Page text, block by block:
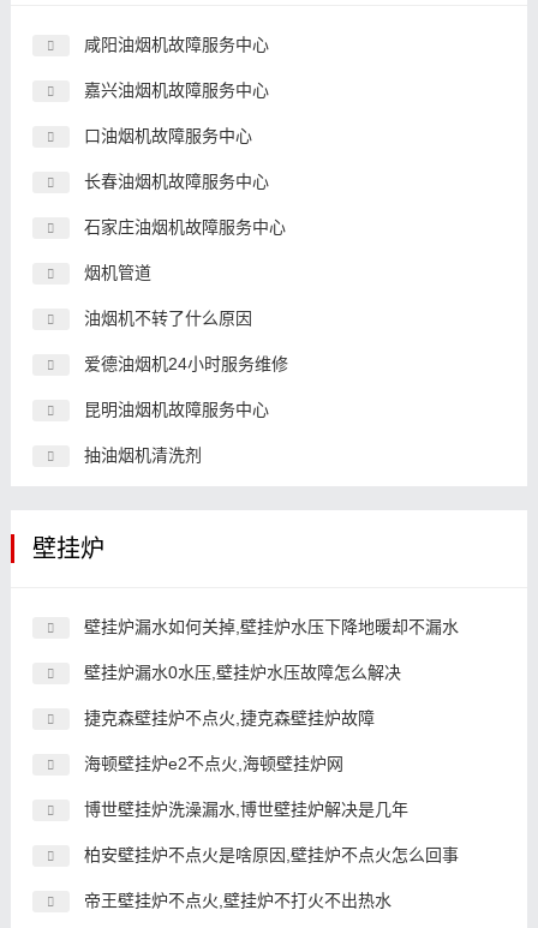
咸阳油烟机故障服务中心
嘉兴油烟机故障服务中心
口油烟机故障服务中心
长春油烟机故障服务中心
石家庄油烟机故障服务中心
烟机管道
油烟机不转了什么原因
爱德油烟机24小时服务维修
昆明油烟机故障服务中心
抽油烟机清洗剂
壁挂炉
壁挂炉漏水如何关掉,壁挂炉水压下降地暖却不漏水
壁挂炉漏水0水压,壁挂炉水压故障怎么解决
捷克森壁挂炉不点火,捷克森壁挂炉故障
海顿壁挂炉e2不点火,海顿壁挂炉网
博世壁挂炉洗澡漏水,博世壁挂炉解决是几年
柏安壁挂炉不点火是啥原因,壁挂炉不点火怎么回事
帝王壁挂炉不点火,壁挂炉不打火不出热水